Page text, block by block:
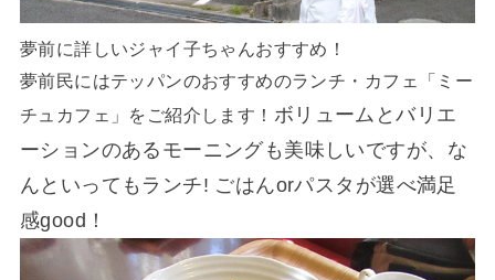
夢前に詳しいジャイ子ちゃんおすすめ！
夢前民にはテッパンのおすすめのランチ・カフェ「ミー
チュカフェ」をご紹介します！ ボリュームとバリエ
ーションのあるモーニングも美味しいですが、な
んといってもランチ! ごはんorパスタが選べ満足
感good！